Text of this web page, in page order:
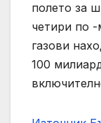
полето за
четири по
газови
100